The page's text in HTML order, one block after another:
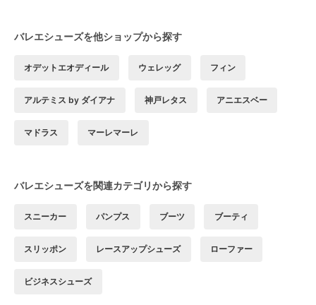
バレエシューズを他ショップから探す
オデットエオディール ウェレッグ フィン
アルテミス by ダイアナ 神戸レタス アニエスベー
マドラス マーレマーレ
バレエシューズを関連カテゴリから探す
スニーカー パンプス ブーツ ブーティ
スリッポン レースアップシューズ ローファー
ビジネスシューズ